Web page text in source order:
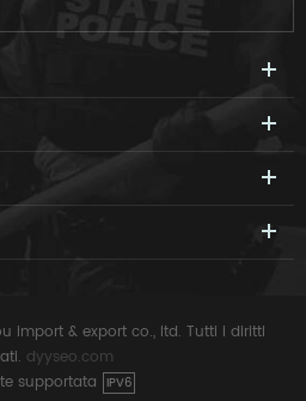
import & export co., ltd. Tutti i diritti
dyyseo.com
supportata IPV6